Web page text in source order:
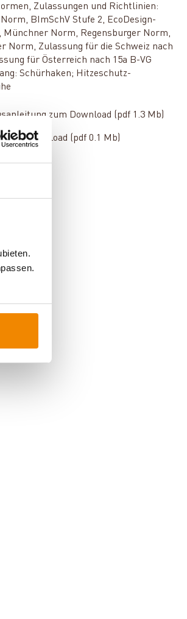
Zulassungen und Richtlinien:
BImSchV Stufe 2, EcoDesign-
Münchner Norm, Regensburger Norm,
Norm, Zulassung für die Schweiz nach
für Österreich nach 15a B-VG
Schürhaken; Hitzeschutz-
zum Download (pdf 1.3 Mb)
zum Download (pdf 0.1 Mb)